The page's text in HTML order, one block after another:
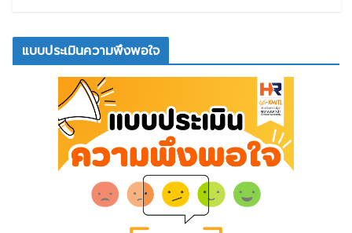
แบบประเมินความพึงพอใจ